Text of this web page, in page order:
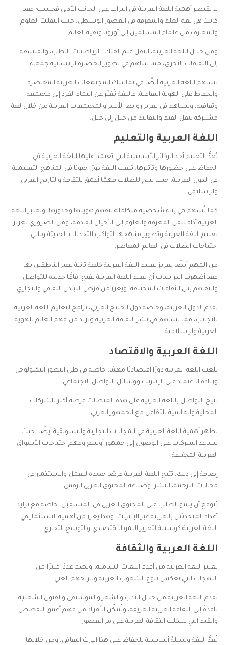
لا تقتصر أهمية اللغة العربية في التراث على الجانب الأدبي فحسب؛ فقد
كانت هي لغة العلم والمعرفة في العصور الوسطى، حيث انتقلت العلوم
والمعارف من علماء المسلمين إلى أوروبا وبقية العالم.
ومن خلال اللغة العربية، انتقل علم الفلك، الرياضيات، الطب، والفلسفة
إلى الثقافات الأخرى، مما ساهم في تطوير الحضارة الإنسانية جمعاء.
تساهم اللغة العربية أيضًا في تماسك المجتمعات العربية المعاصرة
والحفاظ على الهوية الثقافية. فاللغة تُعَبِّر عن انتماء الفرد إلى مجتمعه
وثقافته، وتساهم في تعزيز روابط الأسر والمجتمعات العربية من خلال لغة
مشتركة تنقل القيم والتقاليد من جيل إلى جيل.
اللغة العربية والتعليم
يُعدُّ التعليم أحد الركائز الأساسية التي تعتمد عليها اللغة العربية في
الحفاظ على حضورها وتأثيرها. تلعب اللغة دورًا حيويًا في المناهج التعليمية
في الدول العربية، حيث تتيح للطلاب فهمًا أعمق للثقافة والتاريخ العربي
والإسلامي.
كما تُسهم في بناء شخصية متكاملة تتفهم هويتها وجذورها. وتعتبر اللغة
العربية أداة لنقل المعرفة والعلوم إلى الأجيال القادمة، ومن الضروري تعزيز
تعليم اللغة العربية وتطوير مناهجها لتواكب التحديات الحديثة وتلبي
احتياجات الطلاب في العالم المعاصر.
من المهم أيضًا تعزيز تعليم اللغة العربية كلغة ثانية لغير الناطقين بها.
فقد أظهرت الدراسات أن تعلم اللغة العربية يفتح آفاقًا جديدة للتواصل
والتفاهم بين الثقافات المختلفة، ويعزز من فرص التبادل الثقافي والتجاري.
تقدم الدول العربية، وخاصة دول الخليج العربي، برامج لتعليم اللغة العربية
للأجانب، مما يساهم في نشر الثقافة العربية ويزيد من فهم العالم للهوية
العربية والإسلامية.
اللغة العربية والاقتصاد
تلعب اللغة العربية دورًا اقتصاديًا مهمًا، خاصة في ظل التطور التكنولوجي
وزيادة الاعتماد على الإنترنت ووسائل التواصل الاجتماعي.
يتيح التواصل باللغة العربية على هذه المنصات فرصة أكبر للشركات
المحلية والعالمية للتفاعل مع الجمهور العربي.
تظهر أهمية اللغة العربية في المجالات التجارية والتسويقية أيضًا، حيث
تساعد الشركات على الوصول إلى جمهور أوسع وفهم احتياجات الأسواق
العربية المختلفة.
إضافة إلى ذلك، تتيح اللغة العربية فرصًا جديدة للعمل والاستثمار في
مجالات الترجمة، النشر، وصناعة المحتوى العربي الرقمي.
يُتوقع أن ينمو الطلب على المحتوى العربي في المستقبل، خاصة مع تزايد
أعداد المتحدثين بالعربية عبر الإنترنت. وهذا يعزز من أهمية الاستثمار في
اللغة العربية كوسيلة لتعزيز النمو الاقتصادي والتوسع التجاري.
اللغة العربية والثقافة
تعتبر اللغة العربية من أقدم اللغات السامية، وتضم عددًا كبيرًا من
اللهجات التي تعكس تنوع الشعوب العربية وتاريخهم الغني.
تقدم اللغة العربية من خلال الأدب والشعر والموسيقى والفنون الشعبية
نافذةً إلى الثقافة العربية العريقة، وتُمَكّن الأفراد من فهم أعمق للقصص
والقيم التي شكلت الثقافة العربية على مر العصور.
تُعدُّ اللغة وسيلةً أساسية للحفاظ على هذا الإرث الثقافي، ومن خلالها